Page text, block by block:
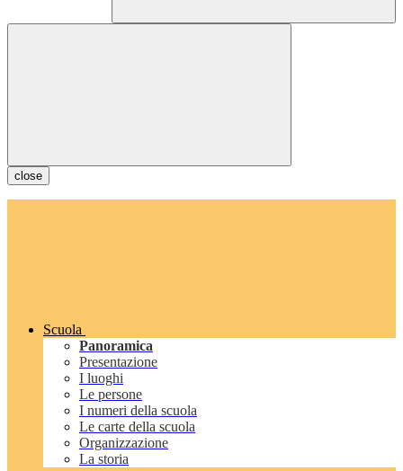
close
Scuola
Panoramica
Presentazione
I luoghi
Le persone
I numeri della scuola
Le carte della scuola
Organizzazione
La storia